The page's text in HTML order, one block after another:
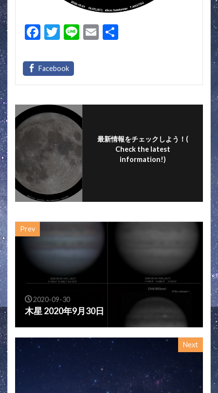
F
e
b
o
k
T
itt
er
Li E
最新情報をチェックしよう！(
Check the latest
information!)
Prev
2020-09-30
木星 2020年9月30日
Next